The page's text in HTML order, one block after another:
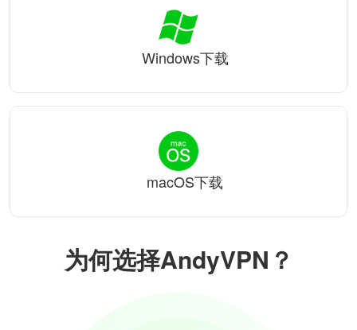
为何选择AndyVPN？
Windows下载
macOS下载